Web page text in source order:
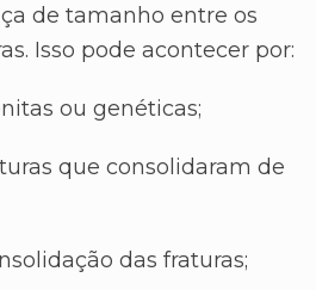
de tamanho entre os
Isso pode acontecer por:
ou genéticas;
que consolidaram de
das fraturas;